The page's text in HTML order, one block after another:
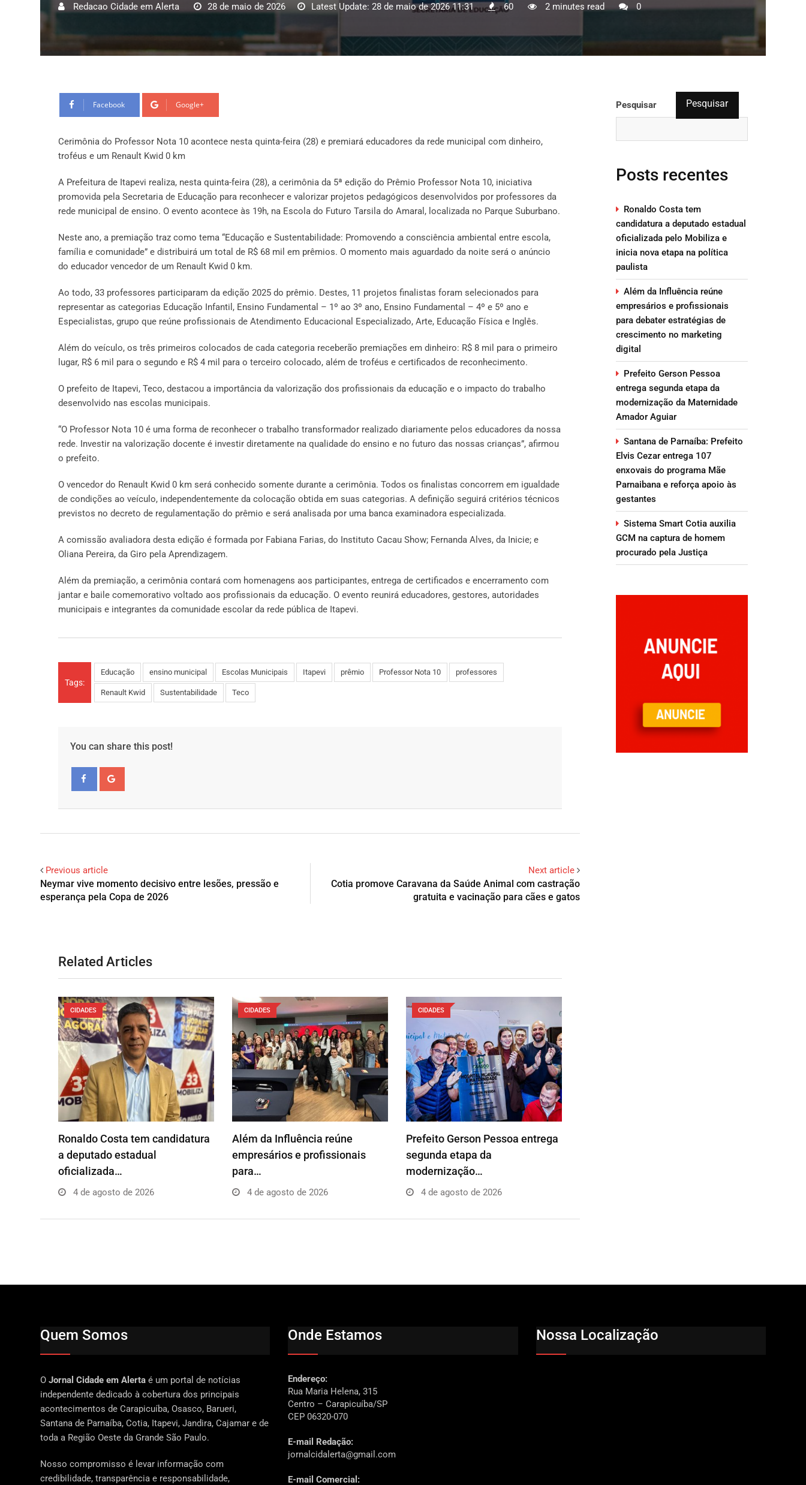
Redacao Cidade em Alerta 28 de maio de 2026 Latest Update: 28 de maio de 2026 11:31 60 2 minutes read 0
Facebook Google+
Cerimônia do Professor Nota 10 acontece nesta quinta-feira (28) e premiará educadores da rede municipal com dinheiro,
troféus e um Renault Kwid 0 km
A Prefeitura de Itapevi realiza, nesta quinta-feira (28), a cerimônia da 5ª edição do Prêmio Professor Nota 10, iniciativa
promovida pela Secretaria de Educação para reconhecer e valorizar projetos pedagógicos desenvolvidos por professores da
rede municipal de ensino. O evento acontece às 19h, na Escola do Futuro Tarsila do Amaral, localizada no Parque Suburbano.
Neste ano, a premiação traz como tema “Educação e Sustentabilidade: Promovendo a consciência ambiental entre escola,
família e comunidade” e distribuirá um total de R$ 68 mil em prêmios. O momento mais aguardado da noite será o anúncio
do educador vencedor de um Renault Kwid 0 km.
Ao todo, 33 professores participaram da edição 2025 do prêmio. Destes, 11 projetos finalistas foram selecionados para
representar as categorias Educação Infantil, Ensino Fundamental – 1º ao 3º ano, Ensino Fundamental – 4º e 5º ano e
Especialistas, grupo que reúne profissionais de Atendimento Educacional Especializado, Arte, Educação Física e Inglês.
Além do veículo, os três primeiros colocados de cada categoria receberão premiações em dinheiro: R$ 8 mil para o primeiro
lugar, R$ 6 mil para o segundo e R$ 4 mil para o terceiro colocado, além de troféus e certificados de reconhecimento.
O prefeito de Itapevi, Teco, destacou a importância da valorização dos profissionais da educação e o impacto do trabalho
desenvolvido nas escolas municipais.
“O Professor Nota 10 é uma forma de reconhecer o trabalho transformador realizado diariamente pelos educadores da nossa
rede. Investir na valorização docente é investir diretamente na qualidade do ensino e no futuro das nossas crianças”, afirmou
o prefeito.
O vencedor do Renault Kwid 0 km será conhecido somente durante a cerimônia. Todos os finalistas concorrem em igualdade
de condições ao veículo, independentemente da colocação obtida em suas categorias. A definição seguirá critérios técnicos
previstos no decreto de regulamentação do prêmio e será analisada por uma banca examinadora especializada.
A comissão avaliadora desta edição é formada por Fabiana Farias, do Instituto Cacau Show; Fernanda Alves, da Inicie; e
Oliana Pereira, da Giro pela Aprendizagem.
Além da premiação, a cerimônia contará com homenagens aos participantes, entrega de certificados e encerramento com
jantar e baile comemorativo voltado aos profissionais da educação. O evento reunirá educadores, gestores, autoridades
municipais e integrantes da comunidade escolar da rede pública de Itapevi.
Tags:
Educação ensino municipal Escolas Municipais Itapevi prêmio Professor Nota 10 professores
Renault Kwid Sustentabilidade Teco
You can share this post!
Previous article
Neymar vive momento decisivo entre lesões, pressão e
esperança pela Copa de 2026
Next article
Cotia promove Caravana da Saúde Animal com castração
gratuita e vacinação para cães e gatos
Related Articles
CIDADES
Ronaldo Costa tem candidatura
a deputado estadual
oficializada…
4 de agosto de 2026
CIDADES
Além da Influência reúne
empresários e profissionais
para…
4 de agosto de 2026
CIDADES
Prefeito Gerson Pessoa entrega
segunda etapa da
modernização…
4 de agosto de 2026
Pesquisar Pesquisar
Posts recentes
Ronaldo Costa tem
candidatura a deputado estadual
oficializada pelo Mobiliza e
inicia nova etapa na política
paulista
Além da Influência reúne
empresários e profissionais
para debater estratégias de
crescimento no marketing
digital
Prefeito Gerson Pessoa
entrega segunda etapa da
modernização da Maternidade
Amador Aguiar
Santana de Parnaíba: Prefeito
Elvis Cezar entrega 107
enxovais do programa Mãe
Parnaibana e reforça apoio às
gestantes
Sistema Smart Cotia auxilia
GCM na captura de homem
procurado pela Justiça
Quem Somos
O Jornal Cidade em Alerta é um portal de notícias
independente dedicado à cobertura dos principais
acontecimentos de Carapicuíba, Osasco, Barueri,
Santana de Parnaíba, Cotia, Itapevi, Jandira, Cajamar e de
toda a Região Oeste da Grande São Paulo.
Nosso compromisso é levar informação com
credibilidade, transparência e responsabilidade,
Onde Estamos
Endereço:
Rua Maria Helena, 315
Centro – Carapicuíba/SP
CEP 06320-070
E-mail Redação:
jornalcidalerta@gmail.com
E-mail Comercial:
Nossa Localização